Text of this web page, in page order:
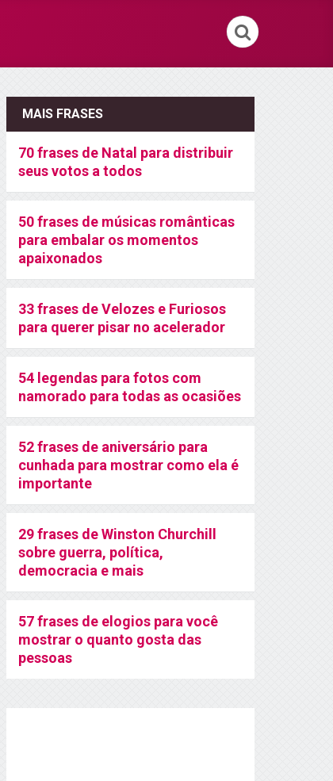
MAIS FRASES
70 frases de Natal para distribuir
seus votos a todos
50 frases de músicas românticas
para embalar os momentos
apaixonados
33 frases de Velozes e Furiosos
para querer pisar no acelerador
54 legendas para fotos com
namorado para todas as ocasiões
52 frases de aniversário para
cunhada para mostrar como ela é
importante
29 frases de Winston Churchill
sobre guerra, política,
democracia e mais
57 frases de elogios para você
mostrar o quanto gosta das
pessoas